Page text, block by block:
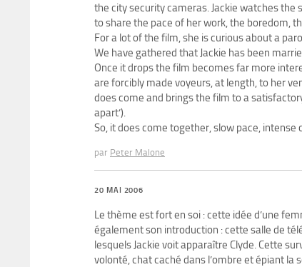
the city security cameras. Jackie watches the
to share the pace of her work, the boredom,
For a lot of the film, she is curious about a
We have gathered that Jackie has been
Once it drops the film becomes far more
are forcibly made voyeurs, at length, to her
does come and brings the film to a
apart’).
So, it does come together, slow pace,
par Peter Malone
20 MAI 2006
Le thème est fort en soi : cette idée d’une
également son introduction : cette salle de
lesquels Jackie voit apparaître Clyde. Cette
volonté, chat caché dans l’ombre et épiant la